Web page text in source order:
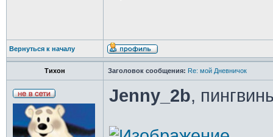
Вернуться к началу
Тихон Заголовок сообщения: Re: мой Дневничок
Jenny_2b,